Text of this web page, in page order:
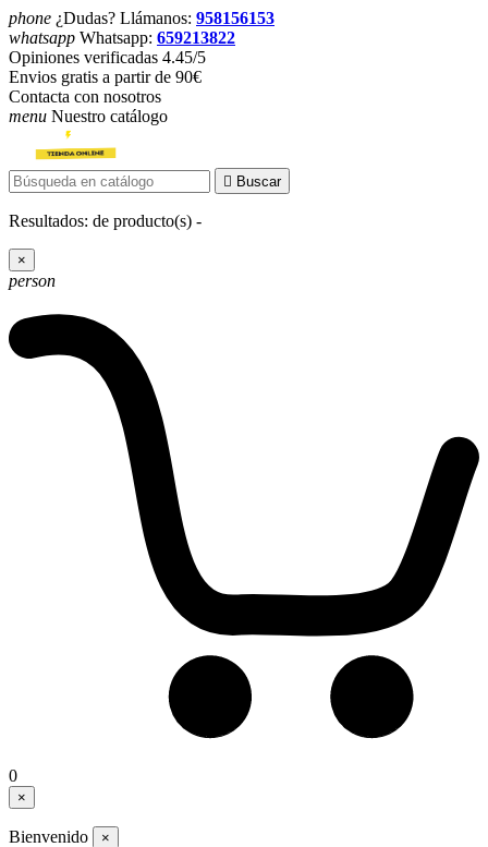
phone ¿Dudas? Llámanos: 958156153
whatsapp Whatsapp: 659213822
Opiniones verificadas 4.45/5
Envios gratis a partir de 90€
Contacta con nosotros
menu Nuestro catálogo
 Buscar
Resultados: de producto(s) -
×
person
0
×
Bienvenido ×